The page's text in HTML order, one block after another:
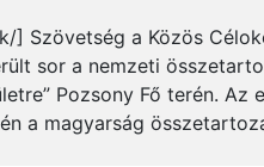
] Szövetség a Közös
sor a nemzeti
Pozsony Fő terén. Az
a magyarság